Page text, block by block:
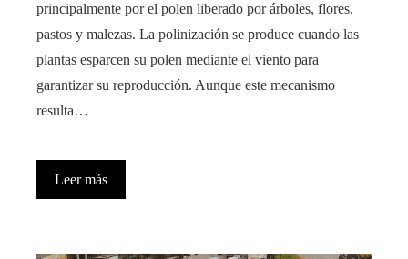
principalmente por el polen liberado por árboles, flores,
pastos y malezas. La polinización se produce cuando las
plantas esparcen su polen mediante el viento para
garantizar su reproducción. Aunque este mecanismo
resulta…
Leer más